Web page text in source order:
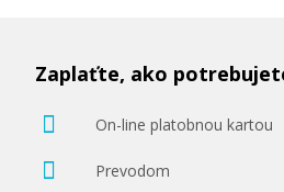
Zaplaťte, ako
On-line platobnou kartou
Prevodom